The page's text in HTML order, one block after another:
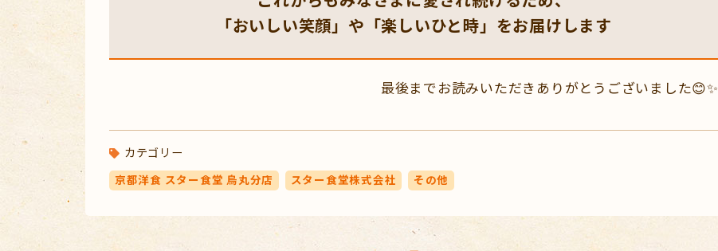
「おいしい笑顔」や「楽しいひと時」をお届けします
最後までお読みいただきありがとうございました😊✨
カテゴリー
京都洋食 スター食堂 烏丸分店 スター食堂株式会社 その他